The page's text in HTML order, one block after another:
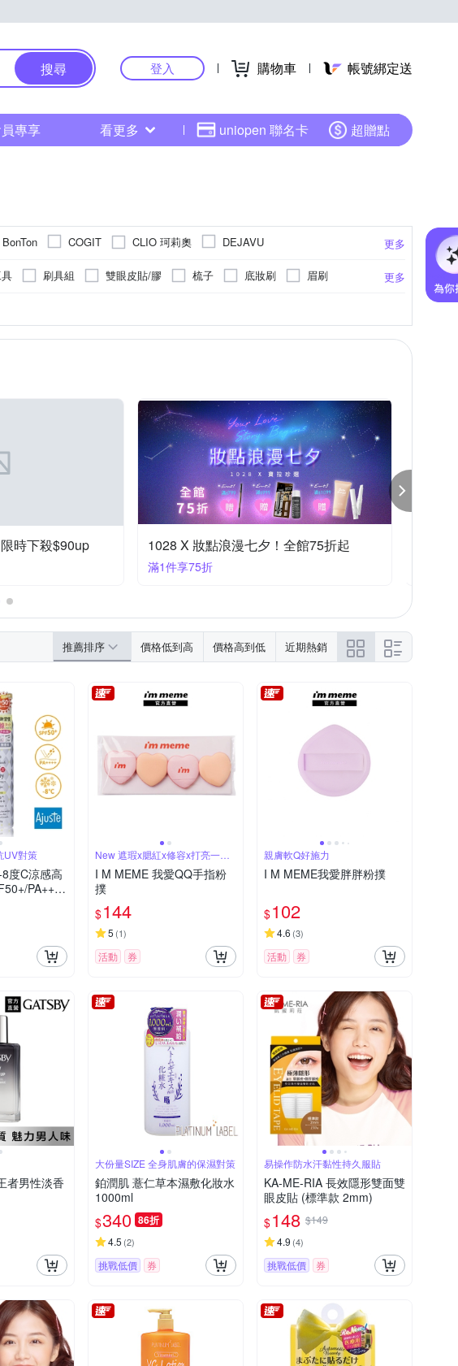
搜尋 登入 購物車 帳號綁定送
專享 看更多 uniopen 聯名卡 超贈點
更多
BonTon COGIT CLIO 珂莉奧
DEJAVU
本刷子 iSFun KAI 貝印 kiret
KISSME 奇士美
婦潔 ZEISS 蔡司 ZWILLING 德國雙人
其他品牌
更多
刷具組 雙眼皮貼/膠 梳子 底妝刷
眉刷
時下殺$90up 1028 X 妝點浪漫七夕！全館75折起
滿1件享75折
推薦排序 價格低到高 價格高到低 近期熱銷
UV對策
度C涼感高
PA++++
New 遮瑕x腮紅x修容x打亮一拍
I M MEME 我愛QQ手指粉
撲
$144
5 (1)
活動 券
親膚軟Q好施力
I M MEME我愛胖胖粉撲
$102
4.6 (3)
活動 券
者男性淡香
大份量SIZE 全身肌膚的保濕對策
鉑潤肌 薏仁草本濕敷化妝水
1000ml
$340 86折
4.5 (2)
挑戰低價 券
易操作防水汗黏性持久服貼
KA-ME-RIA 長效隱形雙面雙
眼皮貼 (標準款 2mm)
$148 $149
4.9 (4)
挑戰低價 券